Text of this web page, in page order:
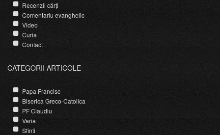
Recenzii cărți
Comentariu evanghelic
Video
Curia
Contact
CATEGORII ARTICOLE
Papa Francisc
Biserica Greco-Catolica
PF Claudiu
Varia
Sfinti